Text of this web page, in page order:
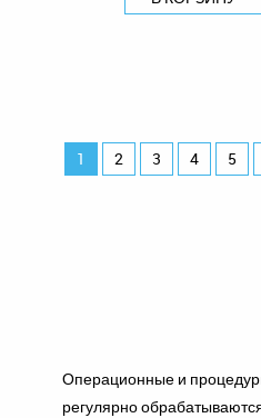
1 2 3 4 5
Операционные и
регулярно